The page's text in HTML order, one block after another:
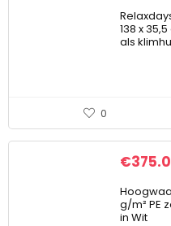
138 x
als
0
€
g/m² PE
in Wit